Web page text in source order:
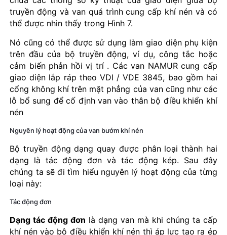
truyền động và van quá trình cung cấp khí nén và có
thể được nhìn thấy trong Hình 7.
Nó cũng có thể được sử dụng làm giao diện phụ kiện
trên đầu của bộ truyền động, ví dụ, công tắc hoặc
cảm biến phản hồi vị trí . Các van NAMUR cung cấp
giao diện lắp ráp theo VDI / VDE 3845, bao gồm hai
cổng không khí trên mặt phẳng của van cũng như các
lỗ bổ sung để cố định van vào thân bộ điều khiển khí
nén
Nguyên lý hoạt động của van bướm khí nén
Bộ truyền động dạng quay được phân loại thành hai
dạng là tác động đơn và tác động kép. Sau đây
chúng ta sẽ đi tìm hiểu nguyên lý hoạt động của từng
loại này:
Tác động đơn
Dạng tác động đơn là dạng van mà khi chúng ta cấp
khí nén vào bộ điều khiển khí nén thì áp lực tạo ra ép